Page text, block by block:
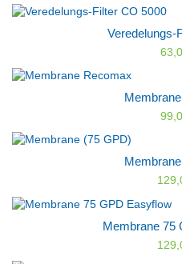
Veredelungs-
Membrane 75